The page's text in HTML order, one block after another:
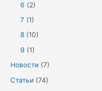
6 (2)
7 (1)
8 (10)
9 (1)
Новости (7)
Статьи (74)